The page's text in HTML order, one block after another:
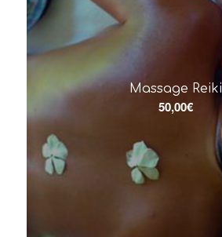
Massage Reiki
50,00€